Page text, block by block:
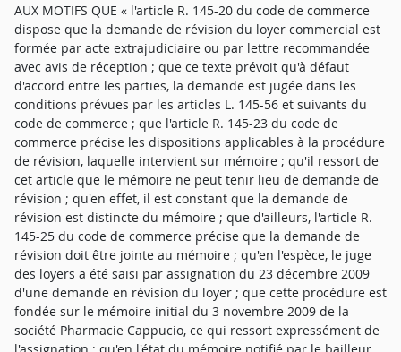
AUX MOTIFS QUE « l'article R. 145-20 du code de commerce
dispose que la demande de révision du loyer commercial est
formée par acte extrajudiciaire ou par lettre recommandée
avec avis de réception ; que ce texte prévoit qu'à défaut
d'accord entre les parties, la demande est jugée dans les
conditions prévues par les articles L. 145-56 et suivants du
code de commerce ; que l'article R. 145-23 du code de
commerce précise les dispositions applicables à la procédure
de révision, laquelle intervient sur mémoire ; qu'il ressort de
cet article que le mémoire ne peut tenir lieu de demande de
révision ; qu'en effet, il est constant que la demande de
révision est distincte du mémoire ; que d'ailleurs, l'article R.
145-25 du code de commerce précise que la demande de
révision doit être jointe au mémoire ; qu'en l'espèce, le juge
des loyers a été saisi par assignation du 23 décembre 2009
d'une demande en révision du loyer ; que cette procédure est
fondée sur le mémoire initial du 3 novembre 2009 de la
société Pharmacie Cappucio, ce qui ressort expressément de